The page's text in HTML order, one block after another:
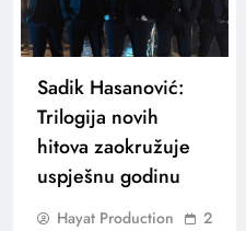
Sadik Hasanović:
Trilogija novih
hitova zaokružuje
uspješnu godinu
Hayat Production
2